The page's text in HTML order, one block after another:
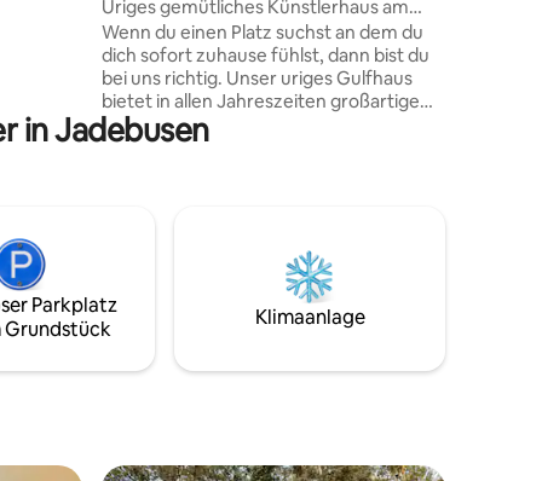
Uriges gemütliches Künstlerhaus am
Nationalpark
Wenn du einen Platz suchst an dem du
dich sofort zuhause fühlst, dann bist du
bei uns richtig. Unser uriges Gulfhaus
bietet in allen Jahreszeiten großartige
Möglichkeiten Energie aufzutanken, zur
Ruhe zu kommen und den Kopf frei zu
ob zu zweit oder als Familie, um Urlaub
zu machen oder sich gemeinsam für ein
Arbeitsprojekt inspirieren zu lassen...
in Jadebusen
Parkplatz
Grundstück
Klimaanlage